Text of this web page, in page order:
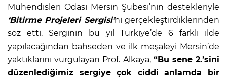
Mühendisleri Odası Mersin Şubesi’nin destekleriyle
‘Bitirme Projeleri Sergisi’ni gerçekleştirdiklerinden
söz etti. Serginin bu yıl Türkiye’de 6 farklı ilde
yapılacağından bahseden ve ilk meşaleyi Mersin’de
yaktıklarını vurgulayan Prof. Alkaya, “Bu sene 2.’sini
düzenlediğimiz sergiye çok ciddi anlamda bir